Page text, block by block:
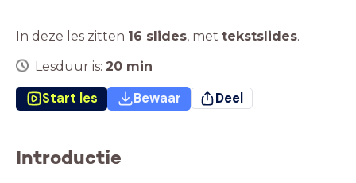
In deze les zitten 16 slides, met tekstslides.
Lesduur is: 20 min
Start les Bewaar Deel
Introductie